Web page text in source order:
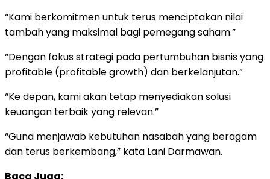
“Kami berkomitmen untuk terus menciptakan nilai
tambah yang maksimal bagi pemegang saham.”
“Dengan fokus strategi pada pertumbuhan bisnis yang
profitable (profitable growth) dan berkelanjutan.”
“Ke depan, kami akan tetap menyediakan solusi
keuangan terbaik yang relevan.”
“Guna menjawab kebutuhan nasabah yang beragam
dan terus berkembang,” kata Lani Darmawan.
Baca Juga: